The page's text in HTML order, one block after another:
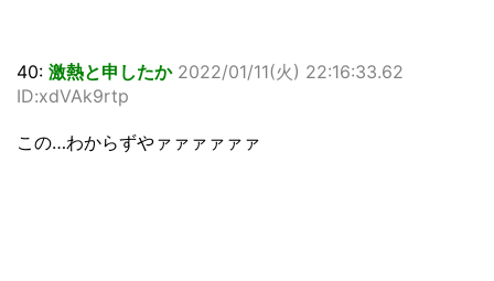
40: 激熱と申したか 2022/01/11(火) 22:16:33.62
ID:xdVAk9rtp
この…わからずやァァァァァァ